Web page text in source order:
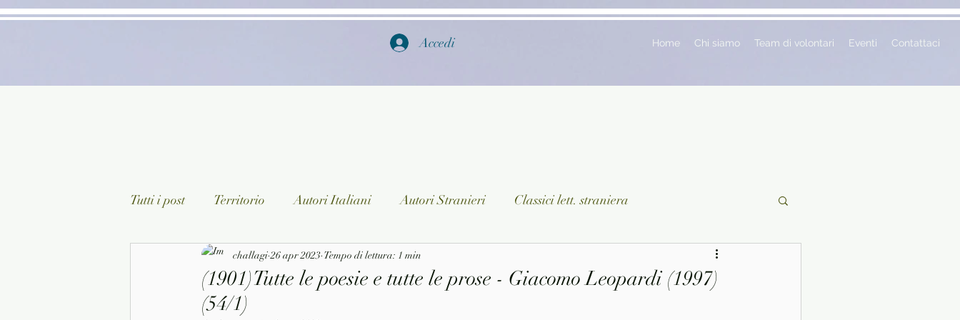
Accedi Home Chi siamo Team di volontari Eventi Contattaci
Tutti i post Territorio Autori Italiani Autori Stranieri Classici lett. straniera
Classici lett. italiana Saggistica Ragazzi
Arte/Pittura
(1901)Tutte le poesie e tutte le prose - Giacomo Leopardi (1997)
(54/1)
challagi 26 apr 2023 Tempo di lettura: 1 min